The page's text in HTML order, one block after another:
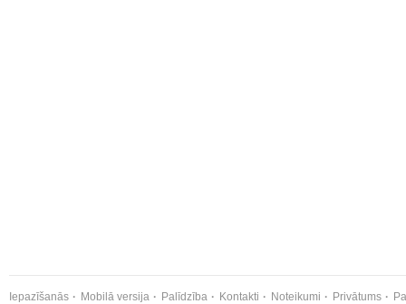
Iepazīšanās Mobilā versija Palīdzība Kontakti Noteikumi Privātums